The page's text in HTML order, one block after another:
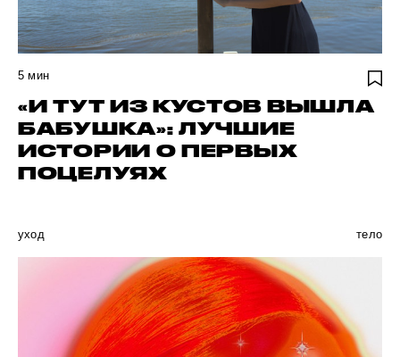
5 мин
«И ТУТ ИЗ КУСТОВ ВЫШЛА
БАБУШКА»: ЛУЧШИЕ
ИСТОРИИ О ПЕРВЫХ
ПОЦЕЛУЯХ
уход тело